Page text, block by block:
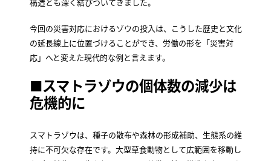
今回の災害対応におけるゾウの投入は、こうした歴史と文化
の延長線上に位置づけることができ、労働の形を「災害対
応」へと変えた現代的な例と言えます。
■スマトラゾウの個体数の減少は
危機的に
スマトラゾウは、種子の散布や森林の形成補助、生態系の維
持に不可欠な存在です。大型草食動物として広範囲を移動し